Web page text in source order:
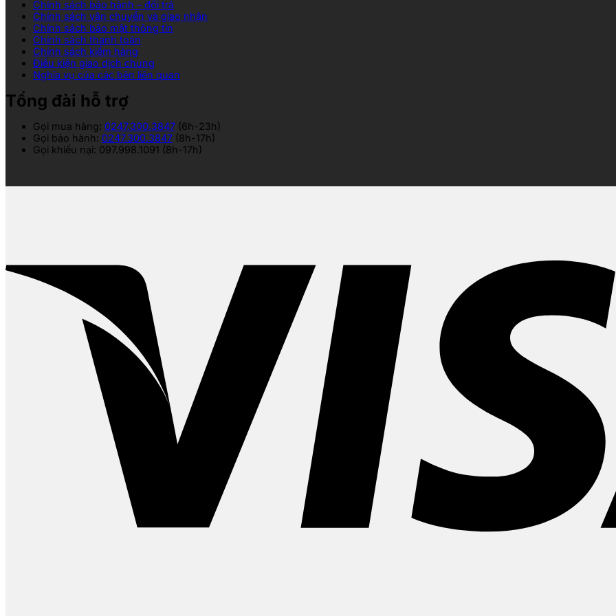
Chính sách bảo hành – đổi trả
Chính sách vận chuyển và giao nhận
Chính sách bảo mật thông tin
Chính sách thanh toán
Chính sách kiểm hàng
Điều kiện giao dịch chung
Nghĩa vụ của các bên liên quan
Tổng đài hỗ trợ
Gọi mua hàng: 0247.300.3847 (6h-23h)
Gọi bảo hành: 0247.300.3847 (8h-17h)
Gọi khiếu nại: 097.998.1091 (8h-17h)